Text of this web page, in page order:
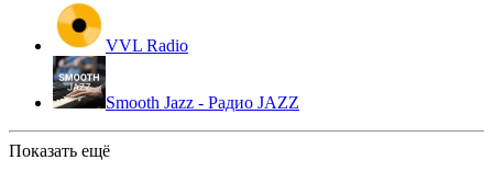
VVL Radio
Smooth Jazz - Радио JAZZ
Показать ещё